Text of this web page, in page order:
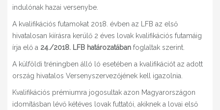
indulónak hazai versenybe.
A kvalifikációs futamokat 2018. évben az LFB az első
hivatalosan kiírásra kerülő 2 éves lovak kvalifikációs futamáig
írja elő a 24./2018. LFB határozatában foglaltak szerint.
A külföldi tréningben álló ló esetében a kvalifikációt az adott
ország hivatalos Versenyszervezőjének kell igazolnia.
Kvalifikációs prémiumra jogosultak azon Magyarországon
idomításban lévő kétéves lovak futtatói, akiknek a lovai első